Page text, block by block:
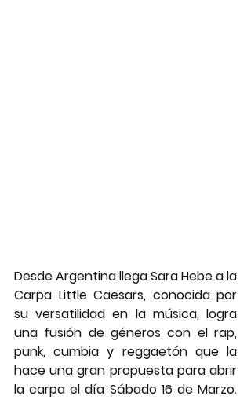
Desde Argentina llega Sara Hebe a la
Carpa Little Caesars, conocida por
su versatilidad en la música, logra
una fusión de géneros con el rap,
punk, cumbia y reggaetón que la
hace una gran propuesta para abrir